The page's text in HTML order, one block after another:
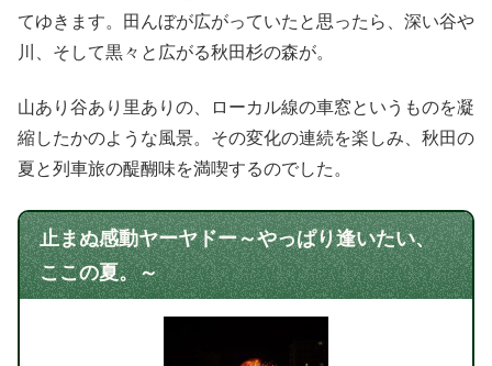
てゆきます。田んぼが広がっていたと思ったら、深い谷や
川、そして黒々と広がる秋田杉の森が。
山あり谷あり里ありの、ローカル線の車窓というものを凝
縮したかのような風景。その変化の連続を楽しみ、秋田の
夏と列車旅の醍醐味を満喫するのでした。
止まぬ感動ヤーヤドー～やっぱり逢いたい、
ここの夏。～